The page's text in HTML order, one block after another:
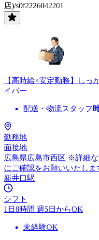
店)/s0f2226042201
【高時給×安定勤務】し
イバー
配送・物流スタッフ
勤務地
面接地
広島県広島市西区 ※詳細
にご確認をお願いいたしま
新井口駅
シフト
1日8時間 週5日からOK
未経験OK